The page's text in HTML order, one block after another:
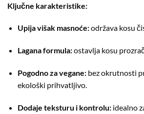
Ključne karakteristike:
Upija višak masnoće:održava kosu
Lagana formula:ostavlja kosu
Pogodno za vegane:bez okrutnosti
ekološki prihvatljivo.
Dodaje teksturu i kontrolu:idealno